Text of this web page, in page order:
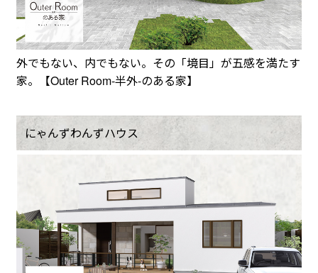
外でもない、内でもない。その「境目」が五感を満たす
家。【Outer Room-半外-のある家】
にゃんずわんずハウス